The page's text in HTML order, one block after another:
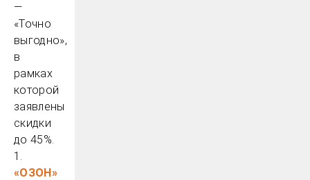
—
«Точно
выгодно»,
в
рамках
которой
заявлены
скидки
до 45%.
1.
«ОЗОН»